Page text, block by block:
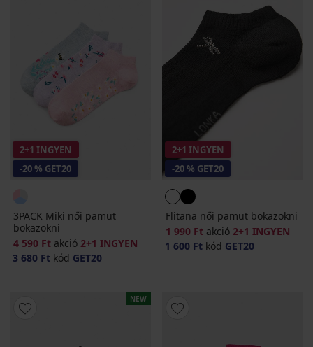
2+1 INGYEN
-20 % GET20
3PACK Miki női pamut
bokazokni
4 590 Ft akció 2+1 INGYEN
3 680 Ft kód GET20
2+1 INGYEN
-20 % GET20
Flitana női pamut bokazokni
1 990 Ft akció 2+1 INGYEN
1 600 Ft kód GET20
NEW